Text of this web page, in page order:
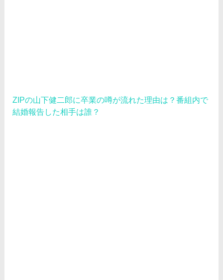
ZIPの山下健二郎に卒業の噂が流れた理由は？番組内で
結婚報告した相手は誰？